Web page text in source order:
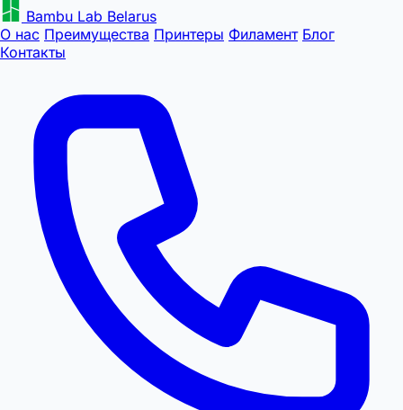
Bambu Lab Belarus
О нас Преимущества Принтеры Филамент Блог
Контакты